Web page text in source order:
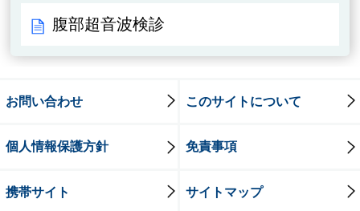
腹部超音波検診
お問い合わせ このサイトについて
個人情報保護方針 免責事項
携帯サイト サイトマップ